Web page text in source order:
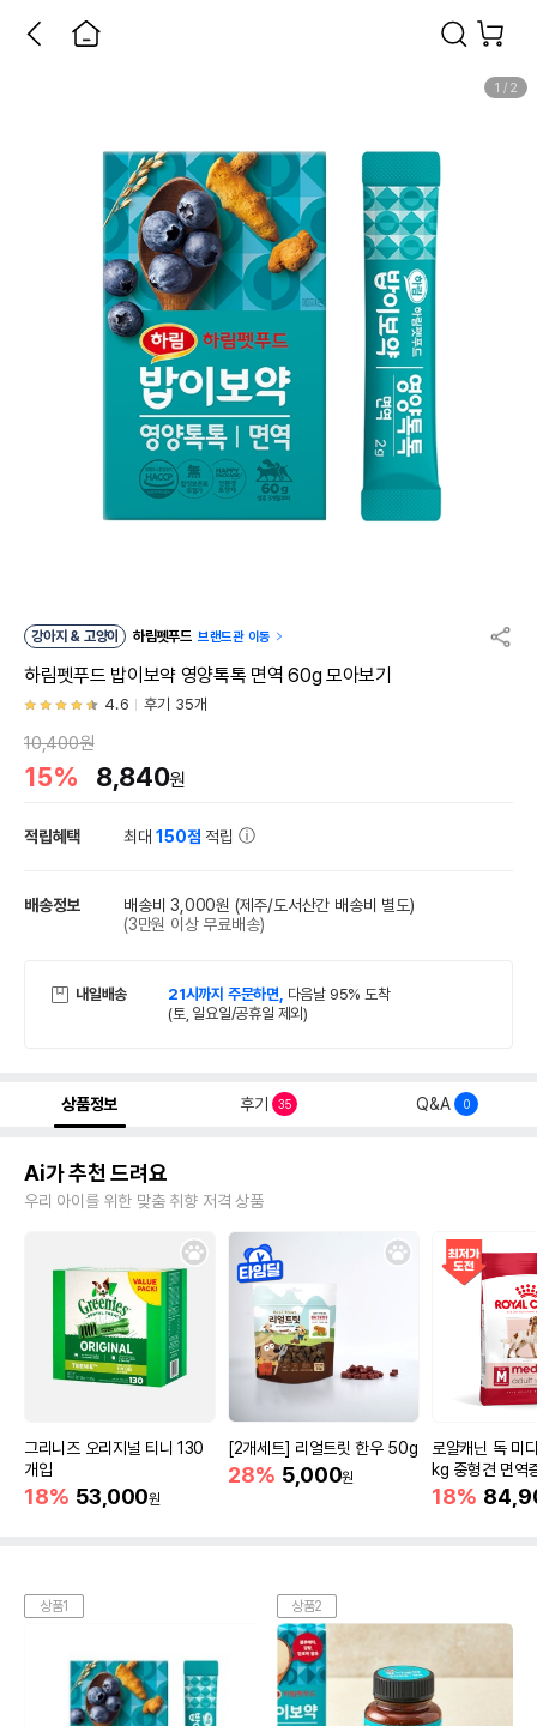
1 / 2
강아지 & 고양이 하림펫푸드 브랜드관 이동
하림펫푸드 밥이보약 영양톡톡 면역 60g 모아보기
4.6 후기 35개
10,400원
15% 8,840원
적립혜택 최대150점 적립
배송정보 배송비 3,000원 (제주/도서산간 배송비 별도)
(3만원 이상 무료배송)
내일배송 21시까지 주문하면, 다음날 95% 도착
(토, 일요일/공휴일 제외)
상품정보 후기 35 Q&A 0
Ai가 추천 드려요
우리 아이를 위한 맞춤 취향 저격 상품
그리니즈 오리지널 티니 130
개입
18% 53,000원
[2개세트] 리얼트릿 한우 50g
28% 5,000원
로얄캐닌 독 미
kg 중형견 면역
18%
상품1 상품2